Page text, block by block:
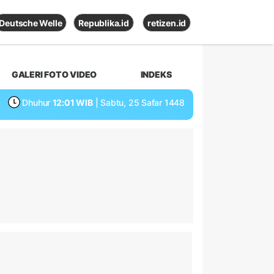
Deutsche Welle Republika.id retizen.id
GALERI FOTO VIDEO INDEKS
Dhuhur 12:01 WIB | Sabtu, 25 Safar 1448